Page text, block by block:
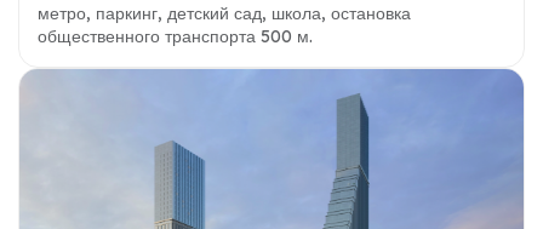
метро, паркинг, детский сад, школа, остановка
общественного транспорта 500 м.